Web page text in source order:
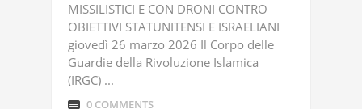
MISSILISTICI E CON DRONI CONTRO
OBIETTIVI STATUNITENSI E ISRAELIANI
giovedì 26 marzo 2026 Il Corpo delle
Guardie della Rivoluzione Islamica
(IRGC) ...
0 COMMENTS